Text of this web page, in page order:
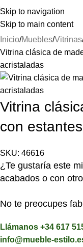
Skip to navigation
Skip to main content
Inicio Muebles Vitrinas
Vitrina clásica de
acristaladas
Vitrina
con
SKU: 46616
¿Te gustaría este
acabados o con
No te preocupes
Llámanos +34 617
info@mueble-